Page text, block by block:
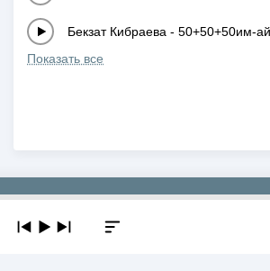
Бекзат Кибраева - 50+50+50им-ай
Показать все